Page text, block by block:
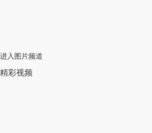
进入图片频道
精彩视频